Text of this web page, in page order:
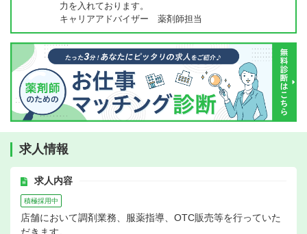
力を入れております。
キャリアアドバイザー 薬剤師担当
求人情報
求人内容
積極採用中
店舗において調剤業務、服薬指導、OTC販売等を行っていた